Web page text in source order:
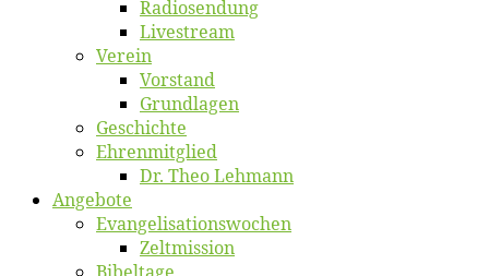
Ra­dio­sen­dung
Live­stream
Ver­ein
Vor­stand
Grund­la­gen
Ge­schich­te
Eh­ren­mit­glied
Dr. Theo Lehmann
An­ge­bo­te
Evangelisa­tions­wo­chen
Zelt­mis­si­on